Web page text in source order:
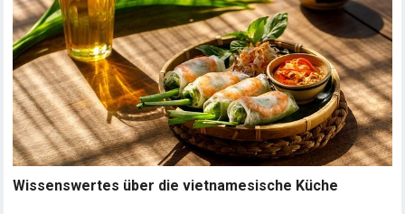
Wissenswertes über die vietnamesische Küche